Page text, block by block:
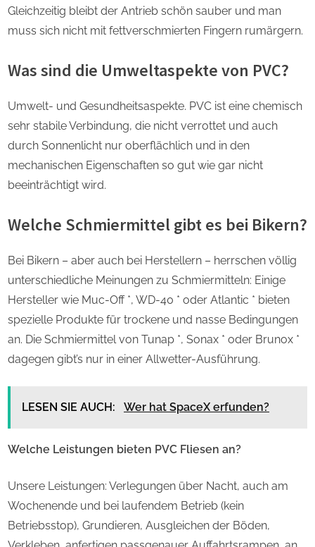
Gleichzeitig bleibt der Antrieb schön sauber und man
muss sich nicht mit fettverschmierten Fingern rumärgern.
Was sind die Umweltaspekte von PVC?
Umwelt- und Gesundheitsaspekte. PVC ist eine chemisch
sehr stabile Verbindung, die nicht verrottet und auch
durch Sonnenlicht nur oberflächlich und in den
mechanischen Eigenschaften so gut wie gar nicht
beeinträchtigt wird.
Welche Schmiermittel gibt es bei Bikern?
Bei Bikern – aber auch bei Herstellern – herrschen völlig
unterschiedliche Meinungen zu Schmiermitteln: Einige
Hersteller wie Muc-Off *, WD-40 * oder Atlantic * bieten
spezielle Produkte für trockene und nasse Bedingungen
an. Die Schmiermittel von Tunap *, Sonax * oder Brunox *
dagegen gibt’s nur in einer Allwetter-Ausführung.
LESEN SIE AUCH: Wer hat SpaceX erfunden?
Welche Leistungen bieten PVC Fliesen an?
Unsere Leistungen: Verlegungen über Nacht, auch am
Wochenende und bei laufendem Betrieb (kein
Betriebsstop), Grundieren, Ausgleichen der Böden,